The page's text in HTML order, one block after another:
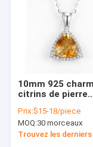
10mm 925
citrins de pierre
novembre de
jaune pendante
argentée de
Prix:$15-18/piece
MOQ:30 morceaux
Trouvez les